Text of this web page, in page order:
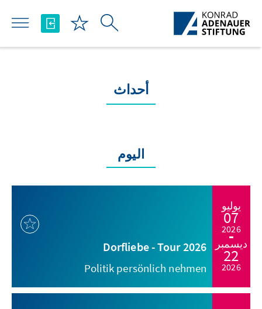
تخطي إلى المحتوى الرئيسي
أحداث
اليوم
يوليو
07
2026
ديسمبر
22
2026
Dorfliebe - Tour 2026
Politik persönlich nehmen